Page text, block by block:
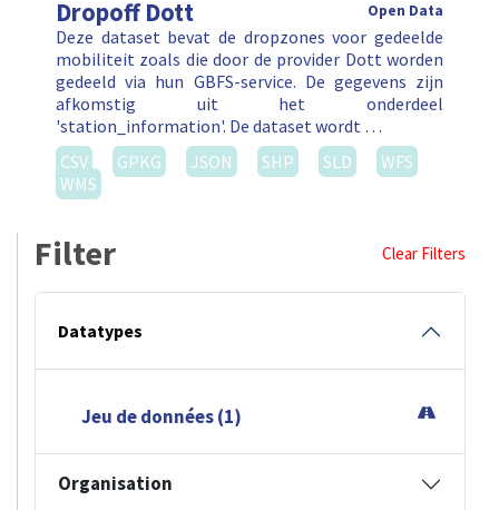
Dropoff Dott Open Data
Deze dataset bevat de dropzones voor gedeelde
mobiliteit zoals die door de provider Dott worden
gedeeld via hun GBFS-service. De gegevens zijn
afkomstig uit het onderdeel
'station_information'. De dataset wordt …
CSV
GPKG JSON SHP SLD
WFS
WMS
Filter Clear Filters
Datatypes
Jeu de données (1)
Organisation